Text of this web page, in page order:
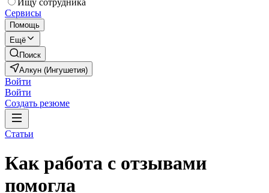
Ищу сотрудника
Сервисы
Помощь
Ещё
Поиск
Алкун (Ингушетия)
Войти
Войти
Создать резюме
Статьи
Как работа с отзывами
помогла